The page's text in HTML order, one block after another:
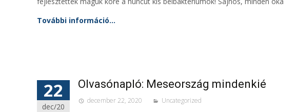
További információ…
22
dec/20
Olvasónapló: Meseország mindenkié
december 22, 2020 Uncategorized